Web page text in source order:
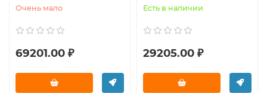
Очень мало
69201.00 ₽
Есть в наличии
29205.00 ₽